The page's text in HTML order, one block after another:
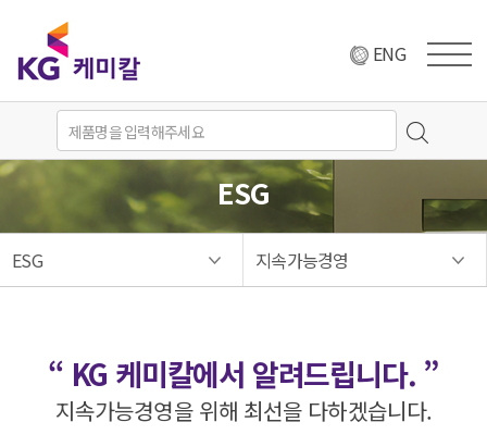
ENG
ESG
ESG 지속가능경영
“ KG 케미칼에서 알려드립니다. ”
지속가능경영을 위해 최선을 다하겠습니다.